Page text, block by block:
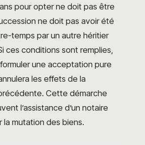
pour opter ne doit pas être
ne doit pas avoir été
temps par un autre héritier
ces conditions sont remplies,
une acceptation pure
les effets de la
Cette démarche
l’assistance d’un notaire
la mutation des biens.